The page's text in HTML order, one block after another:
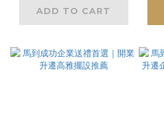
ADD TO CART